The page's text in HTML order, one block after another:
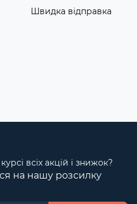
Швидка відправка
всіх акцій і знижок?
на нашу розсилку